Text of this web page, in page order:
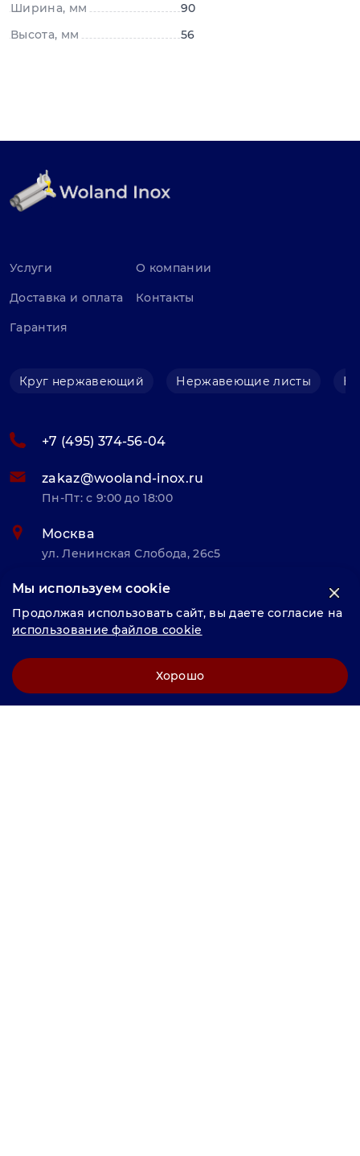
Ширина, мм
90
Высота, мм
56
Услуги
Доставка и оплата
Гарантия
О компании
Контакты
Круг нержавеющий Нержавеющие листы
+7 (495) 374-56-04
zakaz@wooland-inox.ru
Пн-Пт: с 9:00 до 18:00
Москва
ул. Ленинская Слобода, 26с5
© «Велунд нержавейка» 2025, Разработка и комплексное
продвижение " LCAgency"
Мы используем cookie
Продолжая использовать сайт, вы даете согласие на
использование файлов cookie
Хорошо